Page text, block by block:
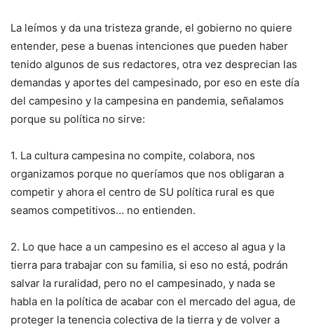
La leímos y da una tristeza grande, el gobierno no quiere
entender, pese a buenas intenciones que pueden haber
tenido algunos de sus redactores, otra vez desprecian las
demandas y aportes del campesinado, por eso en este día
del campesino y la campesina en pandemia, señalamos
porque su política no sirve:
1. La cultura campesina no compite, colabora, nos
organizamos porque no queríamos que nos obligaran a
competir y ahora el centro de SU política rural es que
seamos competitivos… no entienden.
2. Lo que hace a un campesino es el acceso al agua y la
tierra para trabajar con su familia, si eso no está, podrán
salvar la ruralidad, pero no el campesinado, y nada se
habla en la política de acabar con el mercado del agua, de
proteger la tenencia colectiva de la tierra y de volver a